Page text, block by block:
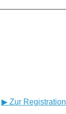
▶ Zur Registration